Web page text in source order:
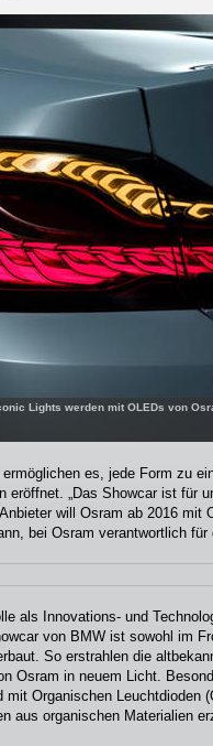
Lights werden mit OLEDs von
es, jede Form zu
eröffnet. „Das Showcar ist für
will Osram ab 2016 mit
bei Osram verantwortlich
als Innovations- und
von BMW ist sowohl im
So erstrahlen die
Osram in neuem Licht.
Organischen Leuchtdioden
aus organischen Materialien